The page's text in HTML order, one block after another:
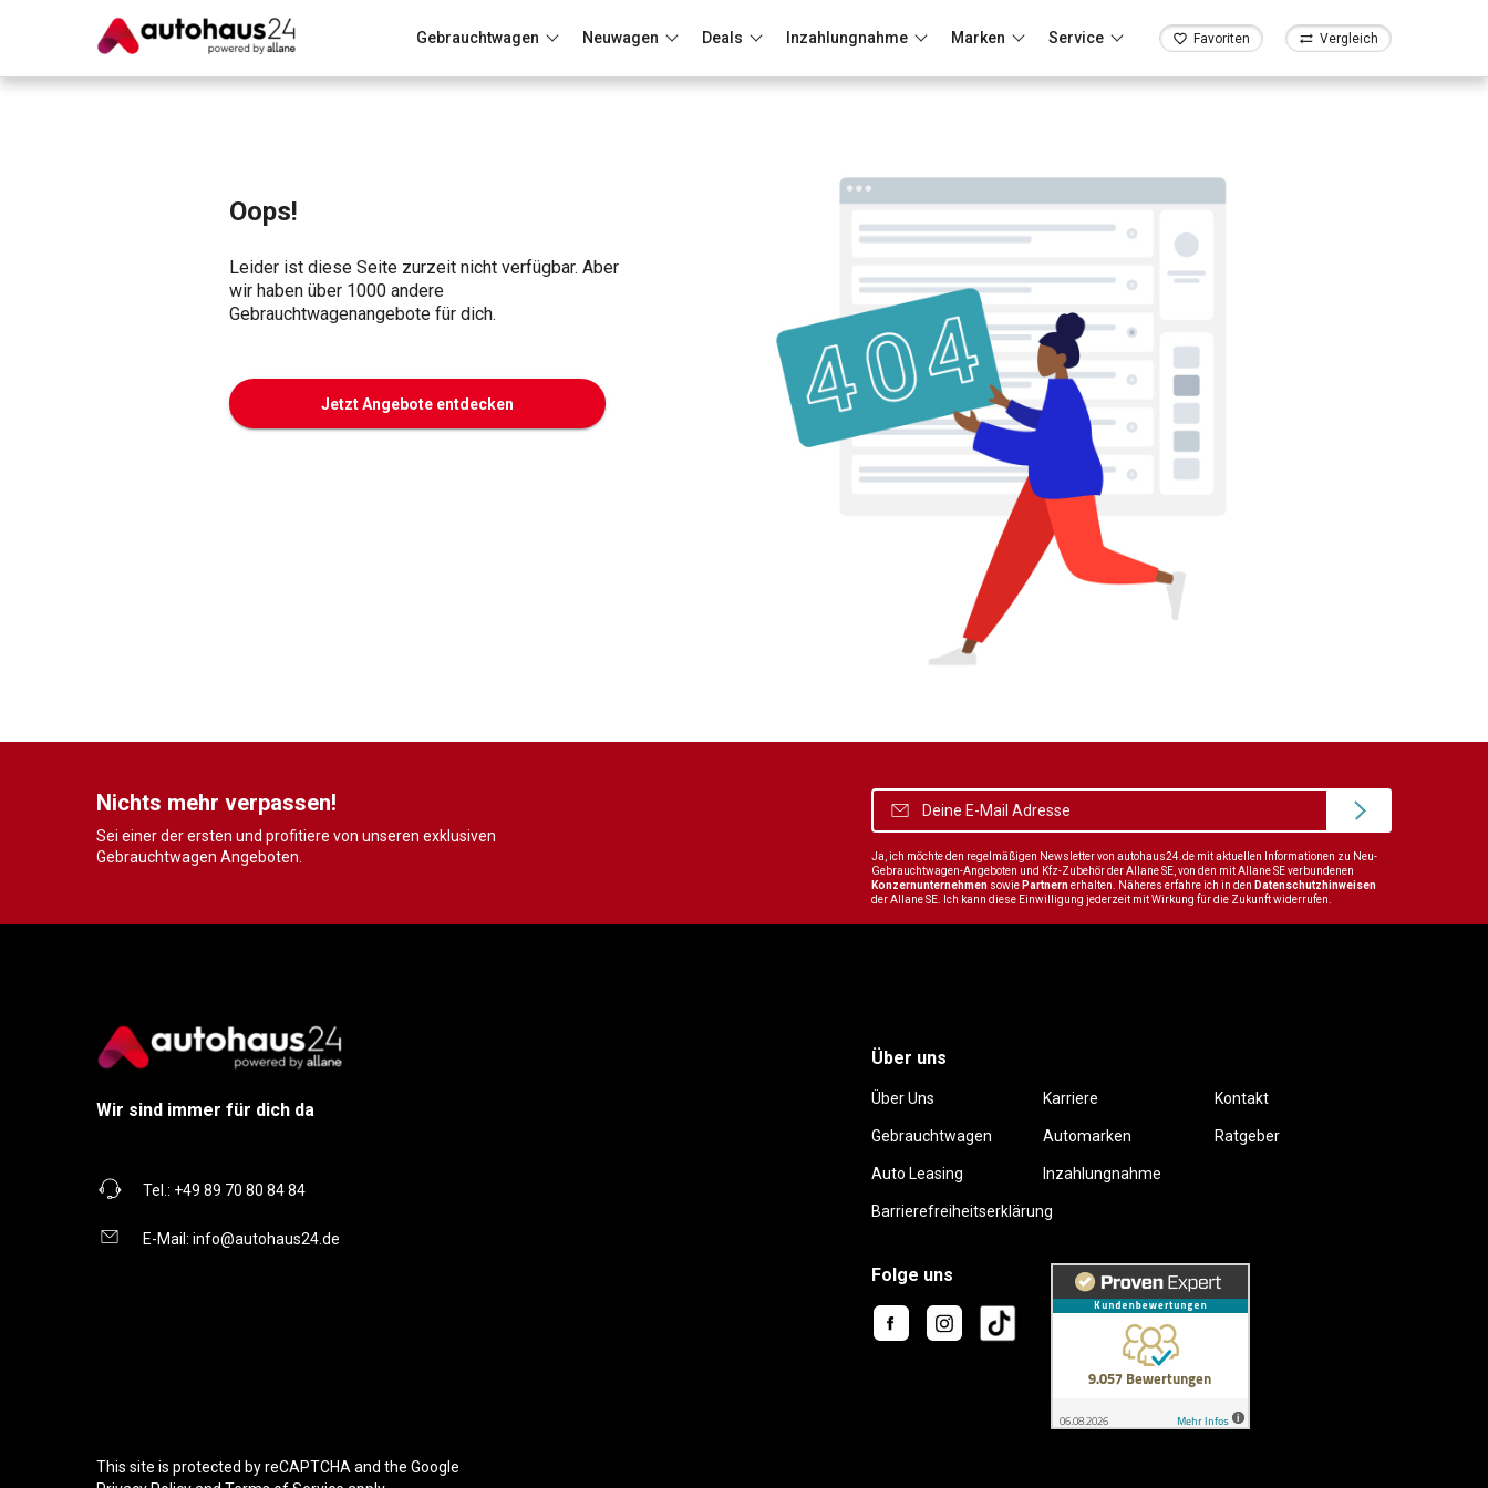
Gebrauchtwagen Neuwagen Deals Inzahlungnahme Marken Service Favoriten Vergleich
Oops!
Leider ist diese Seite zurzeit nicht verfügbar. Aber
wir haben über 1000 andere
Gebrauchtwagenangebote für dich.
Jetzt Angebote entdecken
Nichts mehr verpassen!
Sei einer der ersten und profitiere von unseren exklusiven
Gebrauchtwagen Angeboten.
Ja, ich möchte den regelmäßigen Newsletter von autohaus24.de mit aktuellen Informationen zu Neu-
Gebrauchtwagen-Angeboten und Kfz-Zubehör der Allane SE, von den mit Allane SE verbundenen
Konzernunternehmen sowie Partnernerhalten. Näheres erfahre ich in den Datenschutzhinweisen
der Allane SE. Ich kann diese Einwilligung jederzeit mit Wirkung für die Zukunft widerrufen.
Wir sind immer für dich da
Tel.: +49 89 70 80 84 84
E-Mail: info@autohaus24.de
Über uns
Über Uns Karriere Kontakt
Gebrauchtwagen Automarken Ratgeber
Auto Leasing Inzahlungnahme
Barrierefreiheitserklärung
Folge uns
This site is protected by reCAPTCHA and the Google